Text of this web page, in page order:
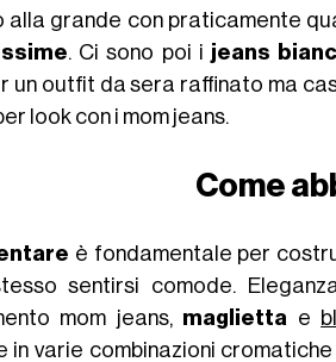
alla grande con praticamente
. Ci sono poi i jeans
un outfit da sera raffinato ma
look con i mom jeans.
Come
è fondamentale per
sentirsi comode.
mom jeans, maglietta e
in varie combinazioni